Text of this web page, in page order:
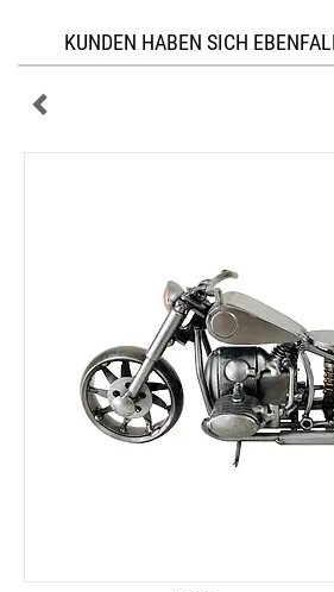
KUNDEN HABEN SICH